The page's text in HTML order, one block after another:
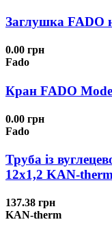
Заглушка FADO
0.00 грн
Fado
Кран FADO
0.00 грн
Fado
Труба із
12x1,2 KAN-
137.38 грн
KAN-therm